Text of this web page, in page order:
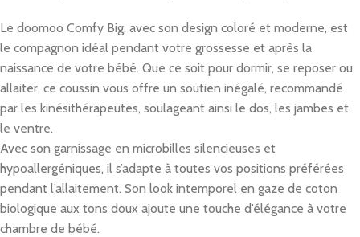
Le doomoo Comfy Big, avec son design coloré et moderne, est
le compagnon idéal pendant votre grossesse et après la
naissance de votre bébé. Que ce soit pour dormir, se reposer ou
allaiter, ce coussin vous offre un soutien inégalé, recommandé
par les kinésithérapeutes, soulageant ainsi le dos, les jambes et
le ventre.
Avec son garnissage en microbilles silencieuses et
hypoallergéniques, il s’adapte à toutes vos positions préférées
pendant l’allaitement. Son look intemporel en gaze de coton
biologique aux tons doux ajoute une touche d’élégance à votre
chambre de bébé.